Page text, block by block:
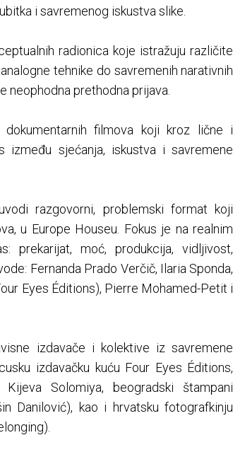
i savremenog iskustva slike.
radionica koje istražuju različite
tehnike do savremenih narativnih
neophodna prethodna prijava.
filmova koji kroz lične i
između sjećanja, iskustva i savremene
razgovorni, problemski format koji
u Europe Houseu. Fokus je na realnim
prekarijat, moć, produkcija, vidljivost,
Fernanda Prado Verčič, Ilaria Sponda,
Eyes Éditions), Pierre Mohamed-Petit i
izdavače i kolektive iz savremene
izdavačku kuću Four Eyes Éditions,
Solomiya, beogradski štampani
Danilović), kao i hrvatsku fotografkinju